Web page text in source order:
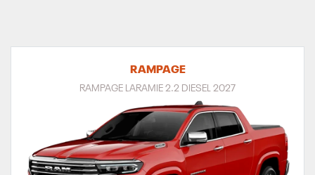
RAMPAGE
RAMPAGE LARAMIE 2.2 DIESEL 2027